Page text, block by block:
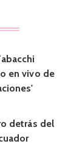
en vivo de
detrás del